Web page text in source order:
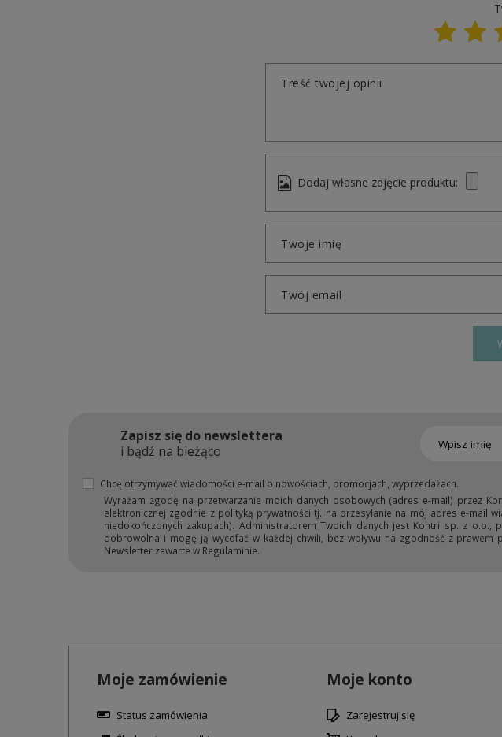
Treść twojej opinii
Dodaj własne zdjęcie produktu:
Twoje imię
Twój email
Zapisz się do newslettera
i bądź na bieżąco
Chcę otrzymywać wiadomości e-mail o nowościach, promocjach, wyprzedażach.
Wyrażam zgodę na przetwarzanie moich danych osobowych (adres e-mail) przez
elektronicznej zgodnie z polityką prywatności tj. na przesyłanie na mój adres e-mail
niedokończonych zakupach). Administratorem Twoich danych jest Kontri sp. z o.o.,
dobrowolna i mogę ją wycofać w każdej chwili, bez wpływu na zgodność z prawem
Newsletter zawarte w Regulaminie.
Moje zamówienie
Status zamówienia
Moje konto
Zarejestruj się